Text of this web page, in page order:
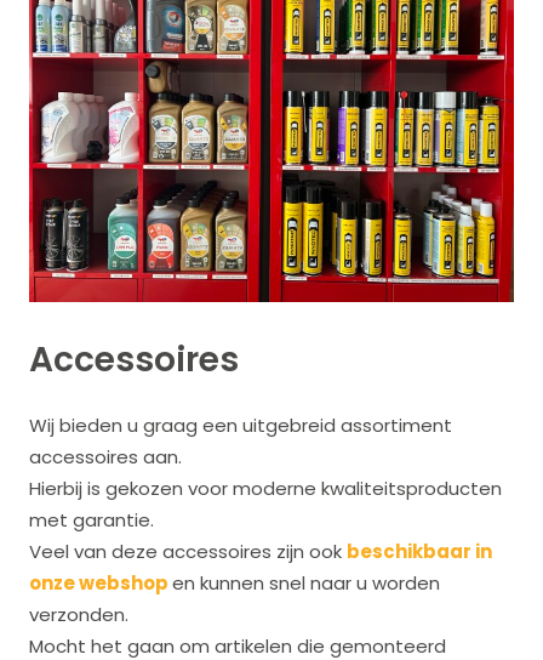
Accessoires
Wij bieden u graag een uitgebreid assortiment
accessoires aan.
Hierbij is gekozen voor moderne kwaliteitsproducten
met garantie.
Veel van deze accessoires zijn ook beschikbaar in
onze webshopen kunnen snel naar u worden
verzonden.
Mocht het gaan om artikelen die gemonteerd